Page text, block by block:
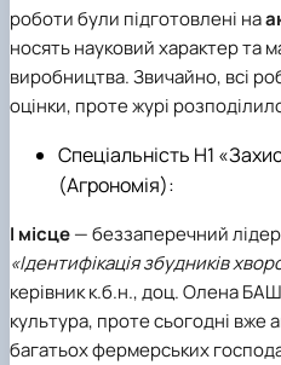
роботи були підготовлені на
носять науковий характер та
виробництва. Звичайно, всі
оцінки, проте журі
Спеціальність H1
(Агрономія):
І місце— беззаперечний лідер
«Ідентифікація збудників
керівник к.б.н., доц.Олена
культура, проте сьогодні вже
багатьох фермерських